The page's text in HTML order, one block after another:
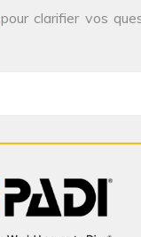
pour clarifier vos